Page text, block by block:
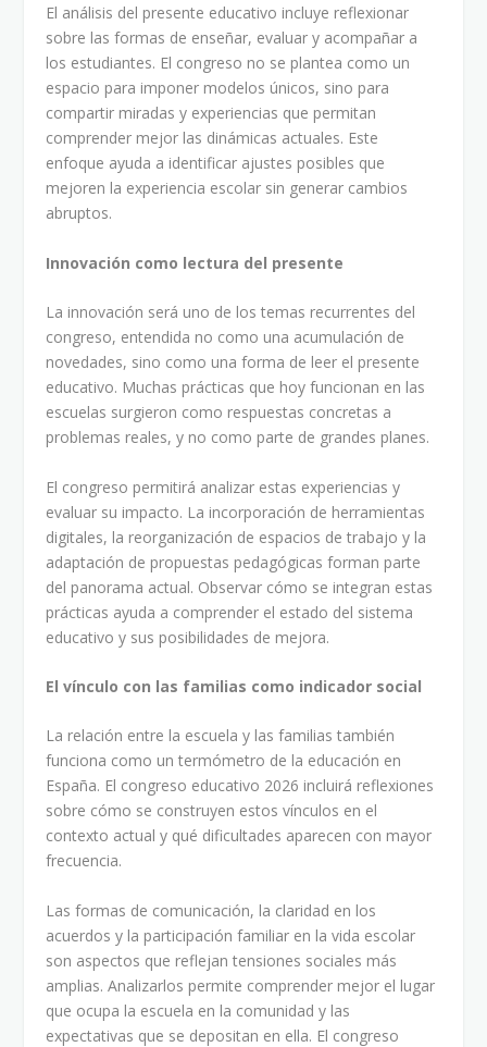
El análisis del presente educativo incluye reflexionar
sobre las formas de enseñar, evaluar y acompañar a
los estudiantes. El congreso no se plantea como un
espacio para imponer modelos únicos, sino para
compartir miradas y experiencias que permitan
comprender mejor las dinámicas actuales. Este
enfoque ayuda a identificar ajustes posibles que
mejoren la experiencia escolar sin generar cambios
abruptos.
Innovación como lectura del presente
La innovación será uno de los temas recurrentes del
congreso, entendida no como una acumulación de
novedades, sino como una forma de leer el presente
educativo. Muchas prácticas que hoy funcionan en las
escuelas surgieron como respuestas concretas a
problemas reales, y no como parte de grandes planes.
El congreso permitirá analizar estas experiencias y
evaluar su impacto. La incorporación de herramientas
digitales, la reorganización de espacios de trabajo y la
adaptación de propuestas pedagógicas forman parte
del panorama actual. Observar cómo se integran estas
prácticas ayuda a comprender el estado del sistema
educativo y sus posibilidades de mejora.
El vínculo con las familias como indicador social
La relación entre la escuela y las familias también
funciona como un termómetro de la educación en
España. El congreso educativo 2026 incluirá reflexiones
sobre cómo se construyen estos vínculos en el
contexto actual y qué dificultades aparecen con mayor
frecuencia.
Las formas de comunicación, la claridad en los
acuerdos y la participación familiar en la vida escolar
son aspectos que reflejan tensiones sociales más
amplias. Analizarlos permite comprender mejor el lugar
que ocupa la escuela en la comunidad y las
expectativas que se depositan en ella. El congreso